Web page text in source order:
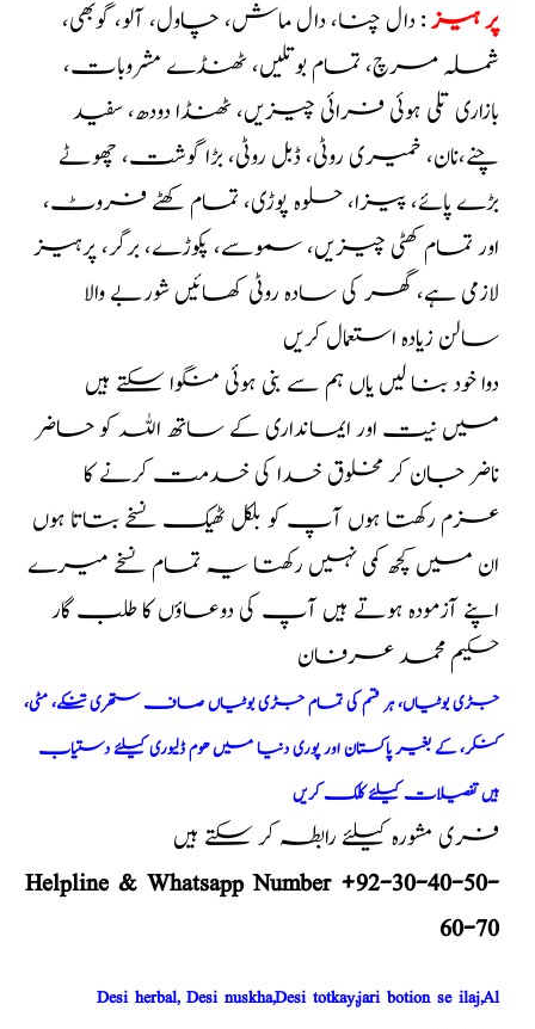
پر ہیز: دال چنا، دال ماش، چاول، آلو، گوبھی،
شملہ مرچ، تمام بوتلیں، ٹھنڈے مشروبات،
بازاری تلی ہوئی فرائی چیزیں، ٹھنڈا دودھ، سفید
چنے،نان، خمیری روٹی، ڈبل روٹی، بڑا گوشت، چھوٹے
بڑے پائے، پیزا، حلوہ پوڑی، تمام کھٹے فروٹ،
اور تمام کھٹی چیزیں، سموسے، پکوڑے، برگر، پرہیز
لازمی ہے، گھر کی سادہ روٹی کھائیں شوربے والا
سالن زیادہ استعمال کریں
دوا خود بنا لیں یاں ہم سے بنی ہوئی منگوا سکتے ہیں
میں نیت اور ایمانداری کے ساتھ اللہ کو حاضر
ناضر جان کر مخلوق خدا کی خدمت کرنے کا
عزم رکھتا ہوں آپ کو بلکل ٹھیک نسخے بتاتا ہوں
ان میں کچھ کمی نہیں رکھتا یہ تمام نسخے میرے
اپنے آزمودہ ہوتے ہیں آپ کی دوعاؤں کا طلب گار
حکیم محمد عرفان
جڑی بوٹیاں، ہر قسم کی تمام جڑی بوٹیاں صاف ستھری تنکے، مٹی،
کنکر، کے بغیر پاکستان اور پوری دنیا میں ھوم ڈلیوری کیلئے دستیاب
ہیں تفصیلات کیلئے کلک کریں
فری مشورہ کیلئے رابطہ کر سکتے ہیں
Helpline & Whatsapp Number +92-30-40-50-
60-70
Desi herbal, Desi nuskha,Desi totkay,jari botion se ilaj,Al